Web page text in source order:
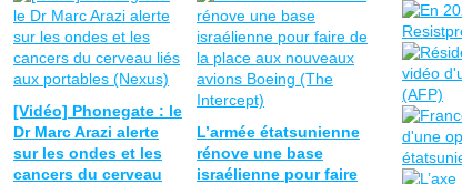
[Vidéo] Phonegate : le
Dr Marc Arazi alerte
sur les ondes et les
cancers du cerveau
L’armée étatsunienne
rénove une base
israélienne pour faire